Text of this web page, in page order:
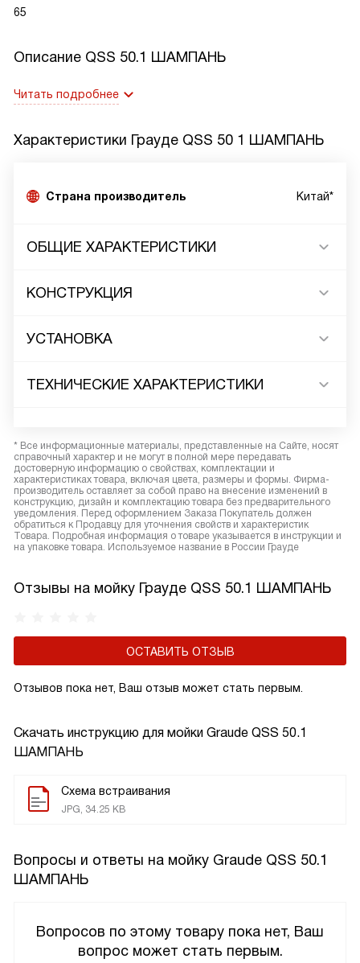
65
Скачать инструкцию для мойки Graude QSS 50.1
ШАМПАНЬ
Схема встраивания
JPG, 34.25 KB
Описание QSS 50.1 ШАМПАНЬ
Читать подробнее
Характеристики Грауде QSS 50 1 ШАМПАНЬ
Страна производитель Китай*
ОБЩИЕ ХАРАКТЕРИСТИКИ
КОНСТРУКЦИЯ
УСТАНОВКА
ТЕХНИЧЕСКИЕ ХАРАКТЕРИСТИКИ
* Все информационные материалы, представленные на Сайте, носят
справочный характер и не могут в полной мере передавать
достоверную информацию о свойствах, комплектации и
характеристиках товара, включая цвета, размеры и формы. Фирма-
производитель оставляет за собой право на внесение изменений в
конструкцию, дизайн и комплектацию товара без предварительного
уведомления. Перед оформлением Заказа Покупатель должен
обратиться к Продавцу для уточнения свойств и характеристик
Товара. Подробная информация о товаре указывается в инструкции и
на упаковке товара. Используемое название в России Грауде
Отзывы на мойку Грауде QSS 50.1 ШАМПАНЬ
ОСТАВИТЬ ОТЗЫВ
Отзывов пока нет, Ваш отзыв может стать первым.
Вопросы и ответы на мойку Graude QSS 50.1
ШАМПАНЬ
Вопросов по этому товару пока нет, Ваш
вопрос может стать первым.